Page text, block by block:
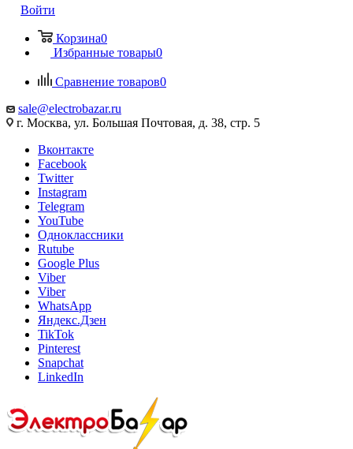
Войти
Корзина0
Избранные товары0
Сравнение товаров0
sale@electrobazar.ru
г. Москва, ул. Большая Почтовая, д. 38, стр. 5
Вконтакте
Facebook
Twitter
Instagram
Telegram
YouTube
Одноклассники
Rutube
Google Plus
Viber
Viber
WhatsApp
Яндекс.Дзен
TikTok
Pinterest
Snapchat
LinkedIn